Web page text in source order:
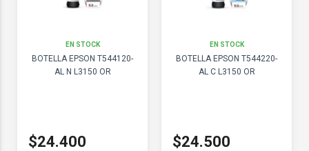
EN STOCK
BOTELLA EPSON T544120-
AL N L3150 OR
$24.400
EN STOCK
BOTELLA EPSON T544220-
AL C L3150 OR
$24.500